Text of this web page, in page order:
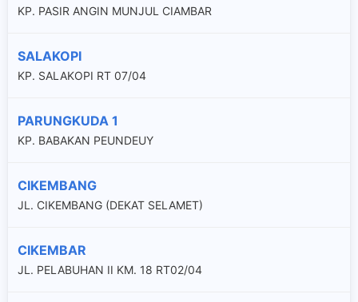
KP. PASIR ANGIN MUNJUL CIAMBAR
SALAKOPI
KP. SALAKOPI RT 07/04
PARUNGKUDA 1
KP. BABAKAN PEUNDEUY
CIKEMBANG
JL. CIKEMBANG (DEKAT SELAMET)
CIKEMBAR
JL. PELABUHAN II KM. 18 RT02/04